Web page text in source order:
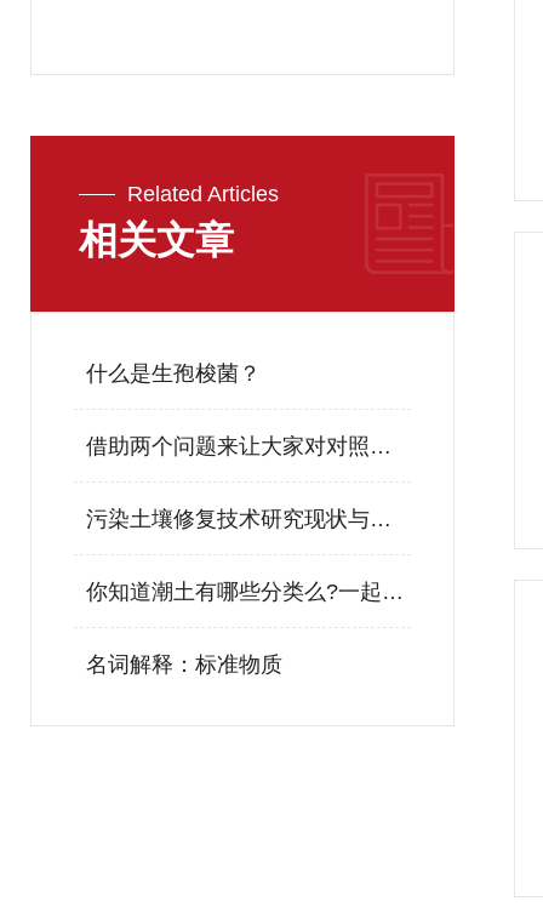
Related Articles
相关文章
什么是生孢梭菌？
借助两个问题来让大家对对照品有一个新的了解
污染土壤修复技术研究现状与趋势探讨
你知道潮土有哪些分类么?一起来了解一下吧
名词解释：标准物质